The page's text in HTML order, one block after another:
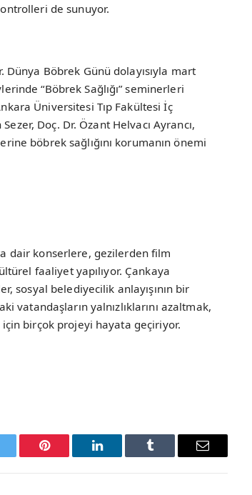
de sunuyor.
Böbrek Günü dolayısıyla mart
“Böbrek Sağlığı” seminerleri
Üniversitesi Tıp Fakültesi İç
Doç. Dr. Özant Helvacı Ayrancı,
böbrek sağlığını korumanın önemi
dair konserlere, gezilerden film
faaliyet yapılıyor. Çankaya
sosyal belediyecilik anlayışının bir
vatandaşların yalnızlıklarını azaltmak,
için birçok projeyi hayata geçiriyor.
Pinterest LinkedIn Tumblr Email